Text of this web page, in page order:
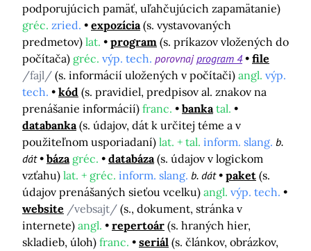
podporujúcich pamäť, uľahčujúcich zapamätanie)
gréc. zried. expozícia (s. vystavovaných
predmetov) lat. program (s. príkazov vložených do
počítača) gréc. výp. tech. porovnajprogram 4
file
/fajl/ (s. informácií uložených v počítači) angl. výp.
tech.
kód (s. pravidiel, predpisov al. znakov na
prenášanie informácií) franc. banka tal.
databanka (s. údajov, dát k určitej téme a v
použiteľnom usporiadaní) lat. + tal. inform. slang. b.
dát
báza gréc. databáza (s. údajov v logickom
vzťahu) lat. + gréc. inform. slang. b. dát paket (s.
údajov prenášaných sieťou vcelku) angl. výp. tech.
website /vebsajt/ (s., dokument, stránka v
internete) angl. repertoár (s. hraných hier,
skladieb, úloh) franc. seriál (s. článkov, obrázkov,